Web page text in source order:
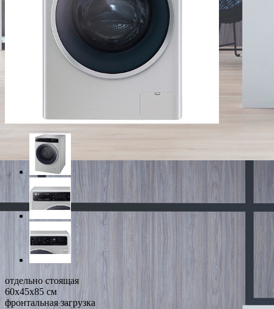
отдельно стоящая
60x45x85 см
фронтальная загрузка